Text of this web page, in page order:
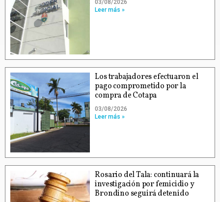
03/08/2026
Leer más »
Los trabajadores efectuaron el
pago comprometido por la
compra de Cotapa
03/08/2026
Leer más »
Rosario del Tala: continuará la
investigación por femicidio y
Brondino seguirá detenido